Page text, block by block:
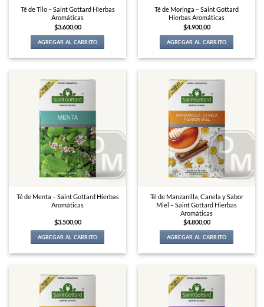
Té de Tilo – Saint Gottard Hierbas
Aromáticas
$3.600,00
AGREGAR AL CARRITO
Té de Moringa – Saint Gottard
Hierbas Aromáticas
$4.900,00
AGREGAR AL CARRITO
Té de Menta – Saint Gottard Hierbas
Aromáticas
$3.500,00
AGREGAR AL CARRITO
Té de Manzanilla, Canela y Sabor
Miel – Saint Gottard Hierbas
Aromáticas
$4.800,00
AGREGAR AL CARRITO